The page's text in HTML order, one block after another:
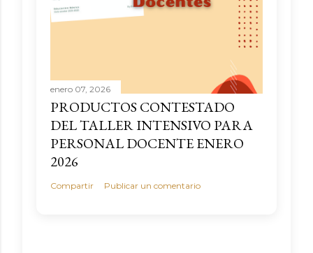
enero 07, 2026
PRODUCTOS CONTESTADO
DEL TALLER INTENSIVO PARA
PERSONAL DOCENTE ENERO
2026
Compartir Publicar un comentario